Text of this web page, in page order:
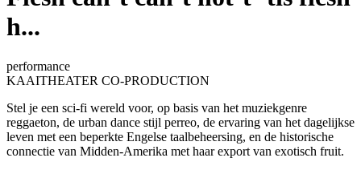
h...
performance
KAAITHEATER CO-PRODUCTION
Stel je een sci-fi wereld voor, op basis van het muziekgenre
reggaeton, de urban dance stijl perreo, de ervaring van het dagelijkse
leven met een beperkte Engelse taalbeheersing, en de historische
connectie van Midden-Amerika met haar export van exotisch fruit.